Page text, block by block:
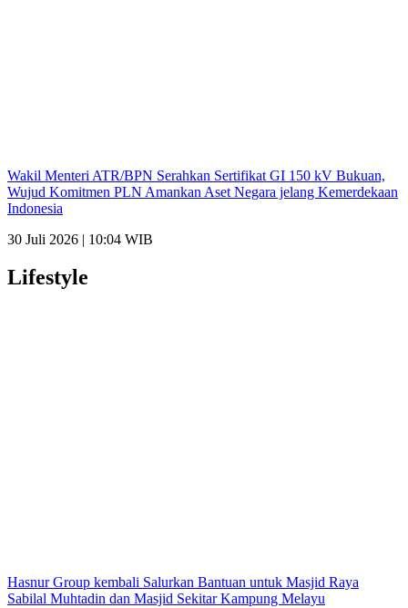
Wakil Menteri ATR/BPN Serahkan Sertifikat GI 150 kV Bukuan,
Wujud Komitmen PLN Amankan Aset Negara jelang Kemerdekaan
Indonesia
30 Juli 2026 | 10:04 WIB
Lifestyle
Hasnur Group kembali Salurkan Bantuan untuk Masjid Raya
Sabilal Muhtadin dan Masjid Sekitar Kampung Melayu